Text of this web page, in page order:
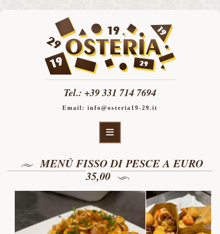
Tel.: +39 331 714 7694
Email: info@osteria19-29.it
MENÙ FISSO DI PESCE A EURO
35,00